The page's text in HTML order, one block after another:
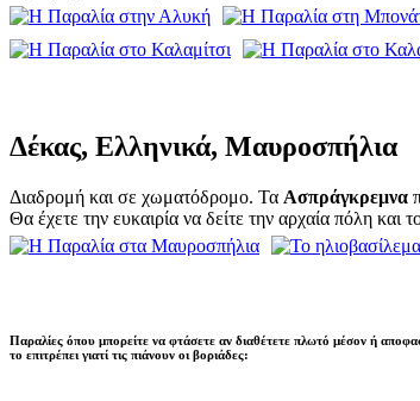
Δέκας, Ελληνικά, Μαυροσπήλια
Διαδρομή και σε χωματόδρομο. Τα Ασπράγκρεμνα
Θα έχετε την ευκαιρία να δείτε την αρχαία πόλη
Παραλίες όπου μπορείτε να φτάσετε αν διαθέτετε πλωτό μέσον ή
το επιτρέπει γιατί τις πιάνουν οι βοριάδες: